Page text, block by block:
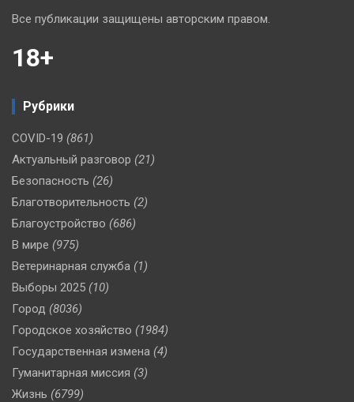
Все публикации защищены авторским правом.
18+
Рубрики
COVID-19 (861)
Актуальный разговор (21)
Безопасность (26)
Благотворительность (2)
Благоустройство (686)
В мире (975)
Ветеринарная служба (1)
Выборы 2025 (10)
Город (8036)
Городское хозяйство (1984)
Государственная измена (4)
Гуманитарная миссия (3)
Жизнь (6799)